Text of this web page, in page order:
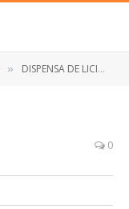
» DISPENSA DE LICITAÇÃO Nº 029/2020 (CONTRATAÇÃO DE EMPRESA PARA PRESTAÇÃO DE SERVIÇOS DE DESINFECÇÃO E HIGIENIZAÇÃO)
0